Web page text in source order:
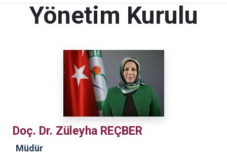
Yönetim Kurulu
Doç. Dr. Züleyha REÇBER
Müdür